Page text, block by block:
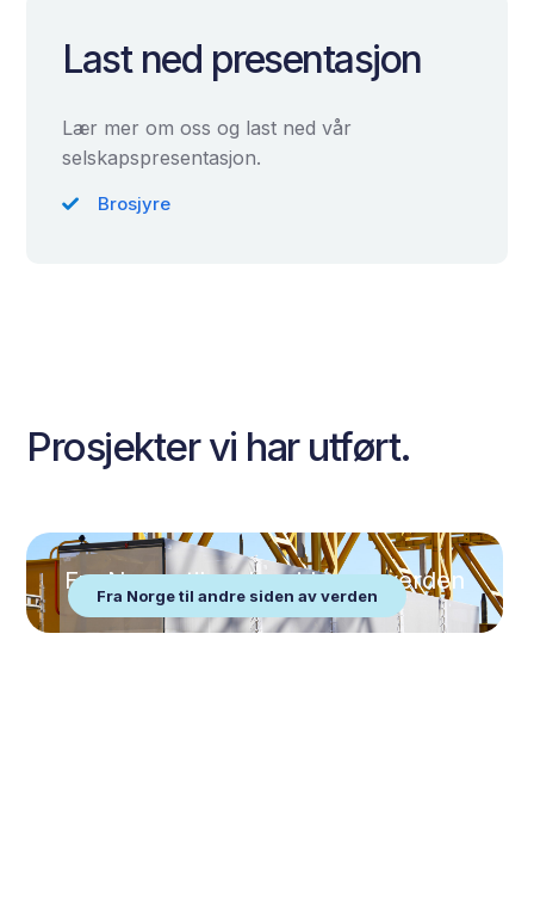
Last ned presentasjon
Lær mer om oss og last ned vår
selskapspresentasjon.
Brosjyre
Prosjekter vi har utført.
Fra Norge til andre siden av verden
Fra Norge til andre siden av verden